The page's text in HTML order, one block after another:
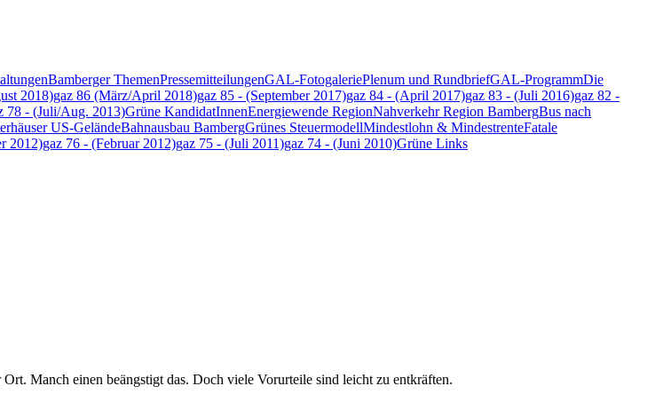
Bamberger ThemenPressemitteilungenGAL-FotogaleriePlenum und RundbriefGAL-ProgrammDie
2018)gaz 86 (März/April 2018)gaz 85 - (September 2017)gaz 84 - (April 2017)gaz 83 - (Juli 2016)gaz 82 -
78 - (Juli/Aug. 2013)Grüne KandidatInnenEnergiewende RegionNahverkehr Region BambergBus nach
US-GeländeBahnausbau BambergGrünes SteuermodellMindestlohn & MindestrenteFatale
2012)gaz 76 - (Februar 2012)gaz 75 - (Juli 2011)gaz 74 - (Juni 2010)Grüne Links
Manch einen beängstigt das. Doch viele Vorurteile sind leicht zu entkräften.